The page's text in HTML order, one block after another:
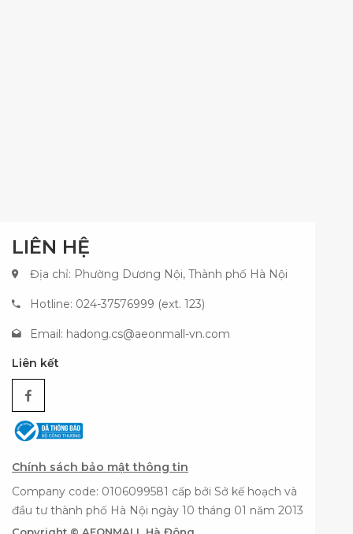
LIÊN HỆ
Địa chỉ: Phường Dương Nội, Thành phố Hà Nội
Hotline: 024-37576999 (ext. 123)
Email: hadong.cs@aeonmall-vn.com
Liên kết
Chính sách bảo mật thông tin
Company code: 0106099581 cấp bởi Sở kế hoạch và
đầu tư thành phố Hà Nội ngày 10 tháng 01 năm 2013